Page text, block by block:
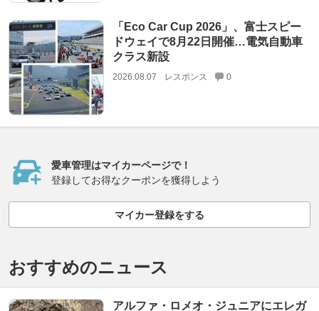
「Eco Car Cup 2026」、富士スピー
ドウェイで8月22日開催…電気自動車
クラス新設
2026.08.07 レスポンス 0
愛車管理はマイカーページで！
登録してお得なクーポンを獲得しよう
マイカー登録をする
おすすめのニュース
アルファ・ロメオ・ジュニアにエレガ